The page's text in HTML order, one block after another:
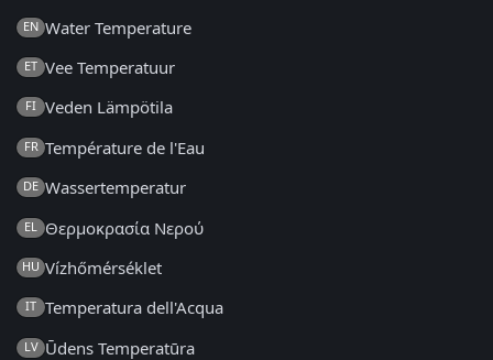
EN Water Temperature
ET Vee Temperatuur
FI Veden Lämpötila
FR Température de l'Eau
DE Wassertemperatur
EL Θερμοκρασία Νερού
HU Vízhőmérséklet
IT Temperatura dell'Acqua
LV Ūdens Temperatūra